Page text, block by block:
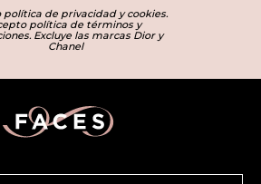
política de privacidad y cookies.
política de términos y
Excluye las marcas Dior y
Chanel